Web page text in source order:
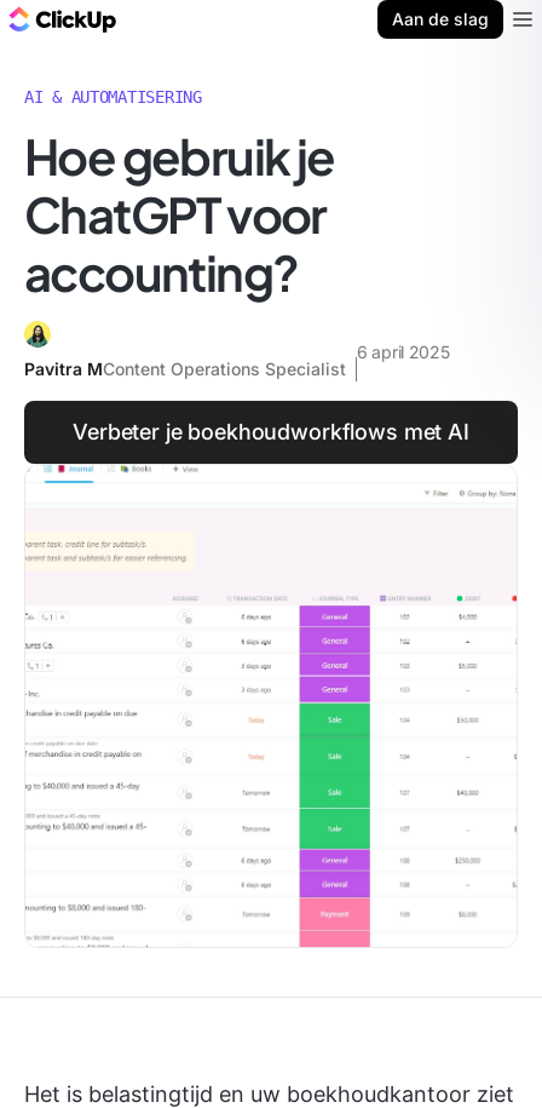
Aan de slag
AI & AUTOMATISERING
Hoe gebruik je
ChatGPT voor
accounting?
Pavitra MContent Operations Specialist
6 april 2025
Verbeter je boekhoudworkflows met AI
Het is belastingtijd en uw boekhoudkantoor ziet